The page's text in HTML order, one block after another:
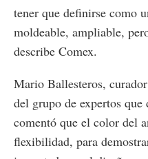
tener que definirse como
moldeable, ampliable,
describe Comex.
Mario Ballesteros,
del grupo de expertos
comentó que el color del
flexibilidad, para